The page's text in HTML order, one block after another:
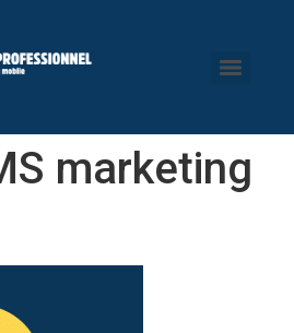
marketing